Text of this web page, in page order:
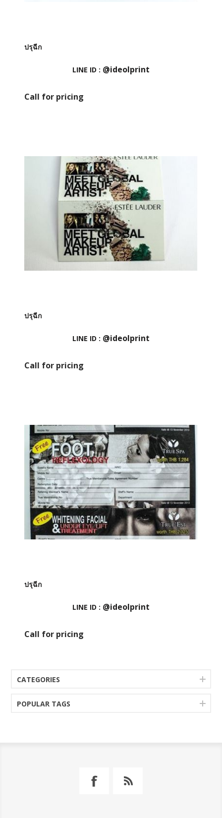
ปรุฉีก
LINE ID : @ideolprint
Call for pricing
ปรุฉีก
LINE ID : @ideolprint
Call for pricing
ปรุฉีก
LINE ID : @ideolprint
Call for pricing
CATEGORIES
POPULAR TAGS